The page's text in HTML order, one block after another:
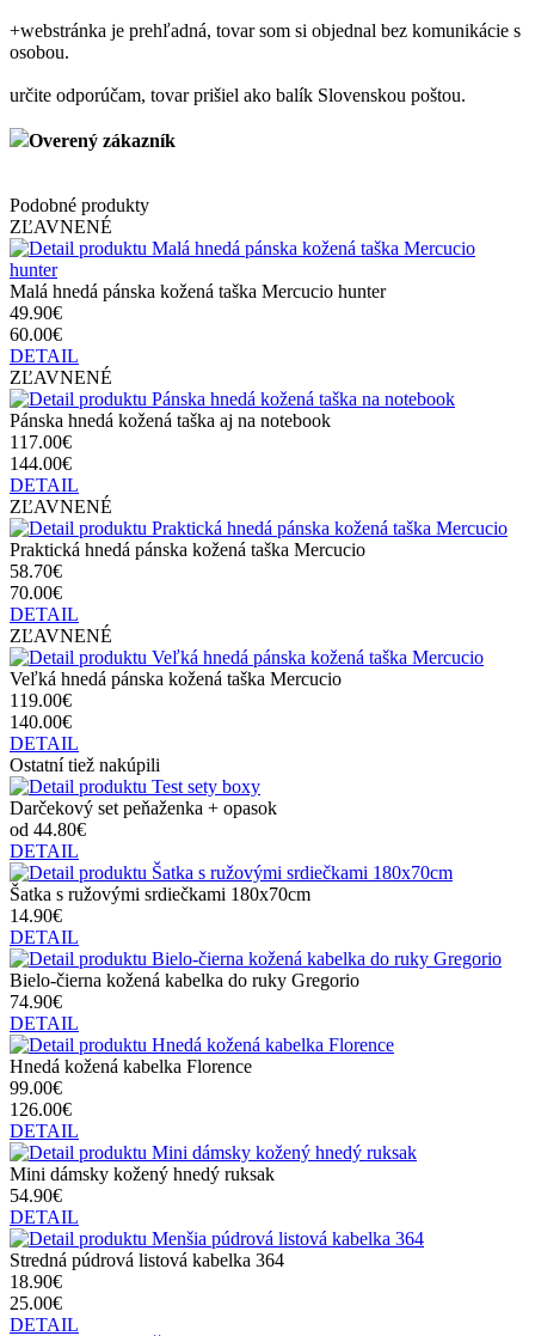
+webstránka je prehľadná, tovar som si objednal bez komunikácie s
osobou.
určite odporúčam, tovar prišiel ako balík Slovenskou poštou.
Overený zákazník
Podobné produkty
ZĽAVNENÉ
Malá hnedá pánska kožená taška Mercucio hunter
49.90€
60.00€
DETAIL
ZĽAVNENÉ
Pánska hnedá kožená taška aj na notebook
117.00€
144.00€
DETAIL
ZĽAVNENÉ
Praktická hnedá pánska kožená taška Mercucio
58.70€
70.00€
DETAIL
ZĽAVNENÉ
Veľká hnedá pánska kožená taška Mercucio
119.00€
140.00€
DETAIL
Ostatní tiež nakúpili
Darčekový set peňaženka + opasok
od 44.80€
DETAIL
Šatka s ružovými srdiečkami 180x70cm
14.90€
DETAIL
Bielo-čierna kožená kabelka do ruky Gregorio
74.90€
DETAIL
Hnedá kožená kabelka Florence
99.00€
126.00€
DETAIL
Mini dámsky kožený hnedý ruksak
54.90€
DETAIL
Stredná púdrová listová kabelka 364
18.90€
25.00€
DETAIL